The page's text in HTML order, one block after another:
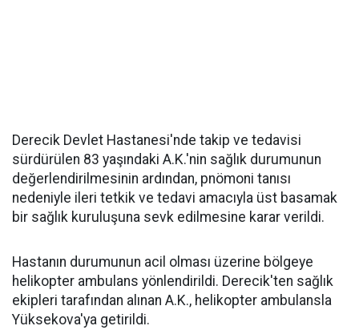
Derecik Devlet Hastanesi'nde takip ve tedavisi
sürdürülen 83 yaşındaki A.K.'nin sağlık durumunun
değerlendirilmesinin ardından, pnömoni tanısı
nedeniyle ileri tetkik ve tedavi amacıyla üst basamak
bir sağlık kuruluşuna sevk edilmesine karar verildi.
Hastanın durumunun acil olması üzerine bölgeye
helikopter ambulans yönlendirildi. Derecik'ten sağlık
ekipleri tarafından alınan A.K., helikopter ambulansla
Yüksekova'ya getirildi.